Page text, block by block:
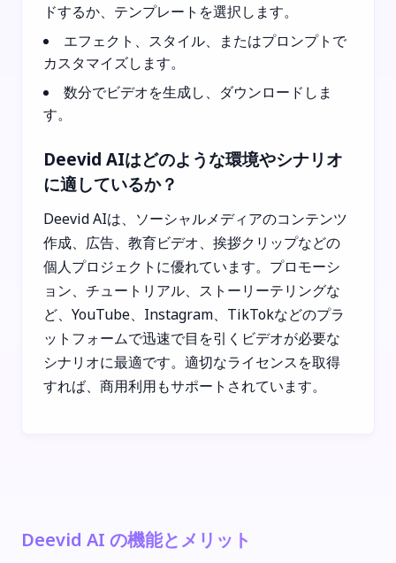
ドするか、テンプレートを選択します。
エフェクト、スタイル、またはプロンプトで
カスタマイズします。
数分でビデオを生成し、ダウンロードしま
す。
Deevid AIはどのような環境やシナリオ
に適しているか？
Deevid AIは、ソーシャルメディアのコンテンツ
作成、広告、教育ビデオ、挨拶クリップなどの
個人プロジェクトに優れています。プロモーシ
ョン、チュートリアル、ストーリーテリングな
ど、YouTube、Instagram、TikTokなどのプラ
ットフォームで迅速で目を引くビデオが必要な
シナリオに最適です。適切なライセンスを取得
すれば、商用利用もサポートされています。
Deevid AI の機能とメリット